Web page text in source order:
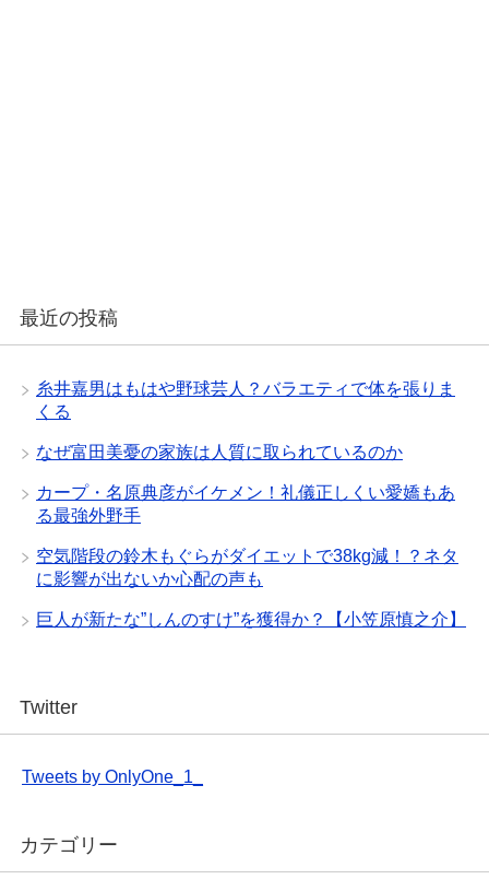
最近の投稿
糸井嘉男はもはや野球芸人？バラエティで体を張りま
くる
なぜ富田美憂の家族は人質に取られているのか
カープ・名原典彦がイケメン！礼儀正しくい愛嬌もあ
る最強外野手
空気階段の鈴木もぐらがダイエットで38kg減！？ネタ
に影響が出ないか心配の声も
巨人が新たな”しんのすけ”を獲得か？【小笠原慎之介】
Twitter
Tweets by OnlyOne_1_
カテゴリー